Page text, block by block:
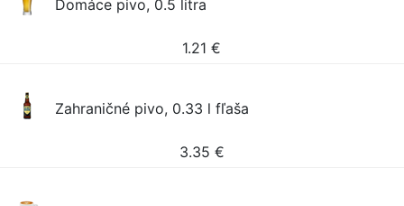
Domáce pivo, 0.5 litra
1.21 €
Zahraničné pivo, 0.33 l fľaša
3.35 €